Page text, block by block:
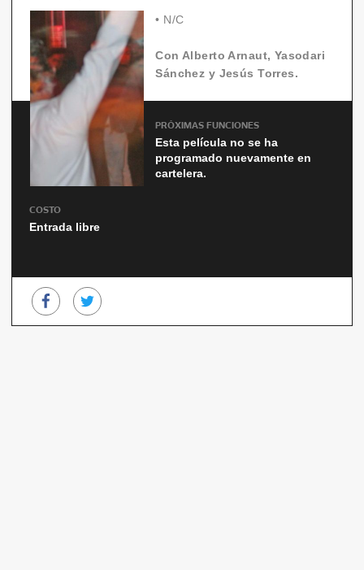
• N/C
Con Alberto Arnaut, Yasodari
Sánchez y Jesús Torres.
PRÓXIMAS FUNCIONES
Esta película no se ha
programado nuevamente en
cartelera.
COSTO
Entrada libre